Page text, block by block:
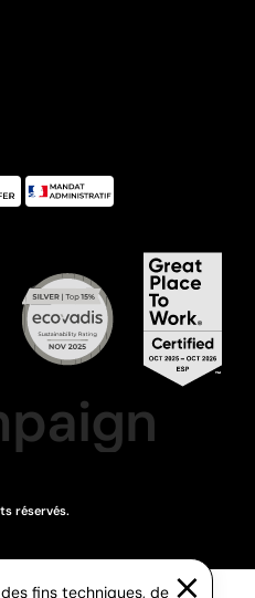
réservés.
fins techniques, de